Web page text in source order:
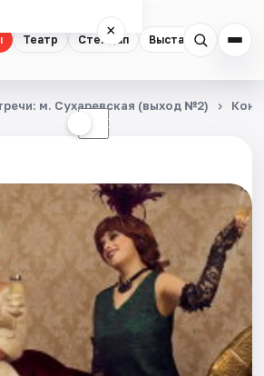
Театр Стендап Выставки
×
☾
м. Сухаревская (выход №2)